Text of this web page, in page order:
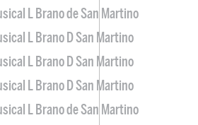
L Brano de San Martino
L Brano D San Martino
L Brano D San Martino
L Brano D San Martino
L Brano de San Martino